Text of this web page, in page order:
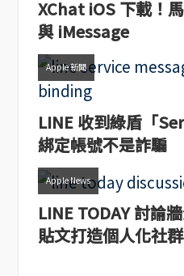
XChat iOS 下載！
與 iMessage
Apple 新聞
LINE 收到綠盾「
綁定帳號不是詐騙
Apple News
LINE TODAY 討論
貼文打造個人化社群